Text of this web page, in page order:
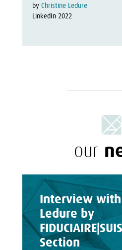
by Christine Ledure
LinkedIn 2022
our
Interview with
Ledure by
Section